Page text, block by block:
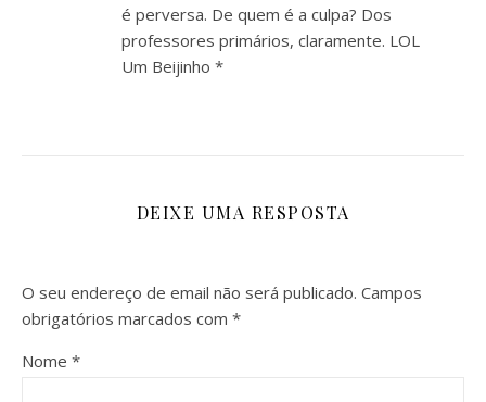
é perversa. De quem é a culpa? Dos
professores primários, claramente. LOL
Um Beijinho *
DEIXE UMA RESPOSTA
O seu endereço de email não será publicado. Campos
obrigatórios marcados com *
Nome *